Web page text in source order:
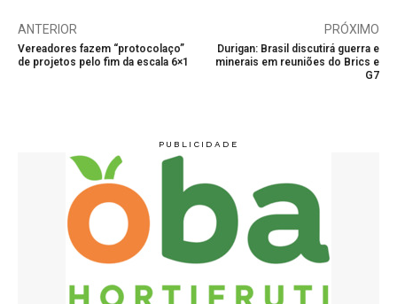
ANTERIOR
Vereadores fazem “protocolaço”
de projetos pelo fim da escala 6×1
PRÓXIMO
Durigan: Brasil discutirá guerra e
minerais em reuniões do Brics e
G7